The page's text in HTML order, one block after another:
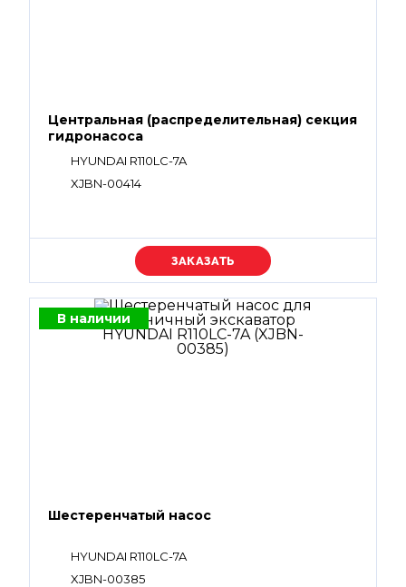
Центральная (распределительная) секция
гидронасоса
HYUNDAI R110LC-7A
XJBN-00414
Уточняйте цену
В наличии
Шестеренчатый насос
HYUNDAI R110LC-7A
XJBN-00385